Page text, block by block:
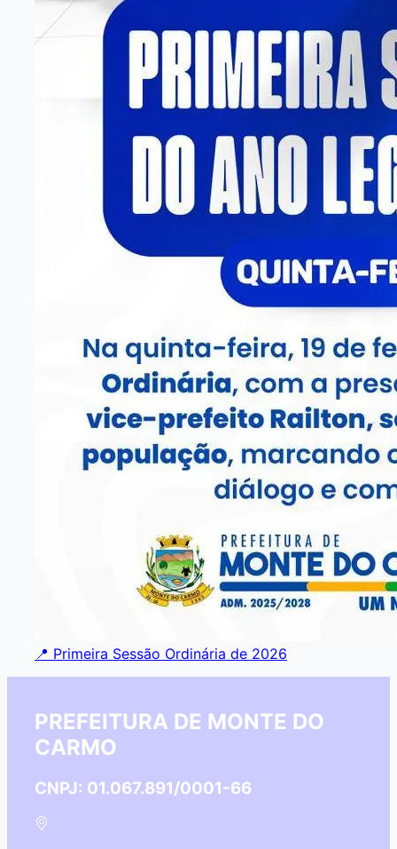
📍 Primeira Sessão Ordinária de 2026
PREFEITURA DE MONTE DO
CARMO
CNPJ: 01.067.891/0001-66